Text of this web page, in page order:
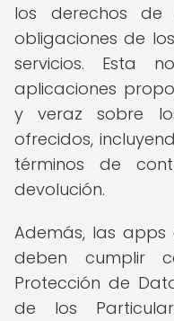
los derechos de
obligaciones de
servicios. Esta
aplicaciones
y veraz sobre
ofrecidos,
términos de
devolución.
Además, las apps
deben cumplir
Protección de
de los